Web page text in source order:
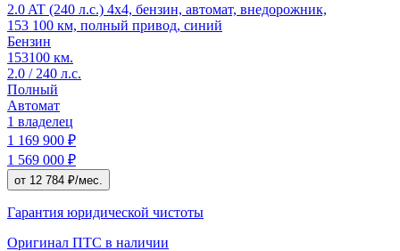
2.0 AT (240 л.с.) 4x4, бензин, автомат, внедорожник,
153 100 км, полный привод, синий
Бензин
153100 км.
2.0 / 240 л.с.
Полный
Автомат
1 владелец
1 169 900 ₽
1 569 000 ₽
от 12 784 ₽/мес.
Гарантия юридической чистоты
Оригинал ПТС в наличии